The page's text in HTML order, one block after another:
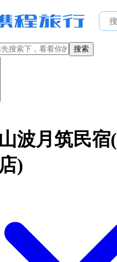
搜索
波月筑民宿
)